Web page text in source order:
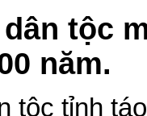
tộc
năm.
tộc tỉnh